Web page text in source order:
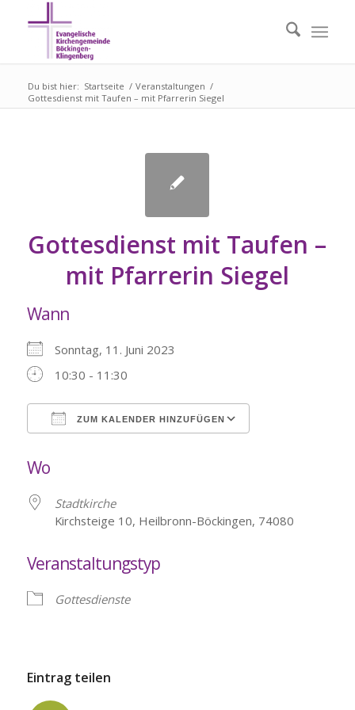
Du bist hier: Startseite / Veranstaltungen /
Gottesdienst mit Taufen – mit Pfarrerin Siegel
Gottesdienst mit Taufen –
mit Pfarrerin Siegel
Wann
Sonntag, 11. Juni 2023
10:30 - 11:30
ZUM KALENDER HINZUFÜGEN
Wo
Stadtkirche
Kirchsteige 10, Heilbronn-Böckingen, 74080
Veranstaltungstyp
Gottesdienste
Eintrag teilen